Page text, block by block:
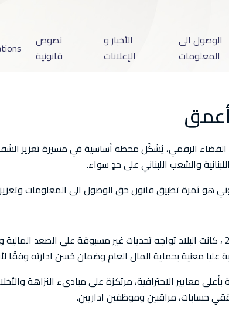
نصوص
قانونية
الأخبار و
الإعلانات
الوصول الى
المعلومات
الفضاء الرقمي، يُشكّل محطة أساسية في مسيرة تعزيز
والشعب اللبناني على حدٍ سواء.
هو ثمرة تطبيق قانون حق الوصول الى المعلومات
عندما توليت رئاسة ديوان المحاسبة في عام 2019 ، كانت البلاد تواجه تحديات غير
معنية بحماية المال العام وضمان حُسن ادارته وفقًا
بأعلى معايير الاحترافية، مرتكزة على مبادىء النزاهة
حسابات، مراقبين وموظفين اداريين.